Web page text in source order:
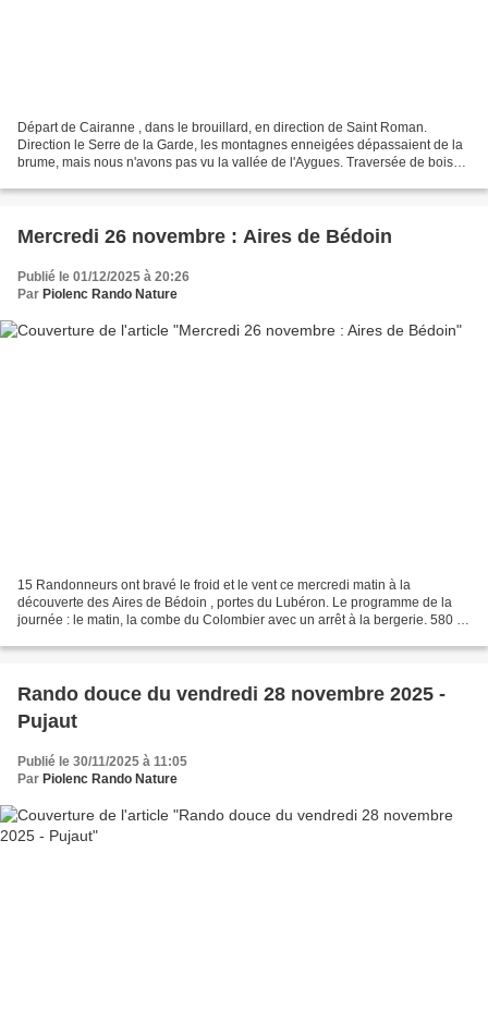
Départ de Cairanne , dans le brouillard, en direction de Saint Roman.
Direction le Serre de la Garde, les montagnes enneigées dépassaient de la
brume, mais nous n'avons pas vu la vallée de l'Aygues. Traversée de bois
Mercredi 26 novembre : Aires de Bédoin
Publié le 01/12/2025 à 20:26
Par Piolenc Rando Nature
15 Randonneurs ont bravé le froid et le vent ce mercredi matin à la
découverte des Aires de Bédoin , portes du Lubéron. Le programme de la
journée : le matin, la combe du Colombier avec un arrêt à la bergerie. 580 m
Rando douce du vendredi 28 novembre 2025 -
Pujaut
Publié le 30/11/2025 à 11:05
Par Piolenc Rando Nature